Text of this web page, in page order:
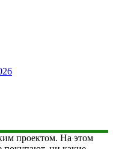
проектом. На этом